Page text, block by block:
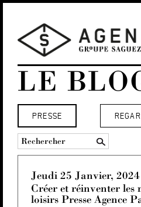
LE
PRESSE
Jeudi 25 Janvier, 2024
Créer et réinventer les
loisirs Presse Agence